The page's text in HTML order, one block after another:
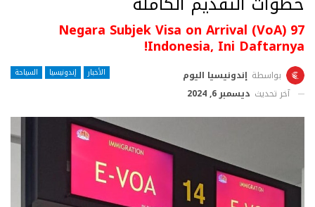
97 Negara Subjek Visa on Arrival (VoA)
Indonesia, Ini Daftarnya!
الأخبار إندونيسيا السياحة بواسطة إندونيسيا اليوم
آخر تحديث ديسمبر 6, 2024